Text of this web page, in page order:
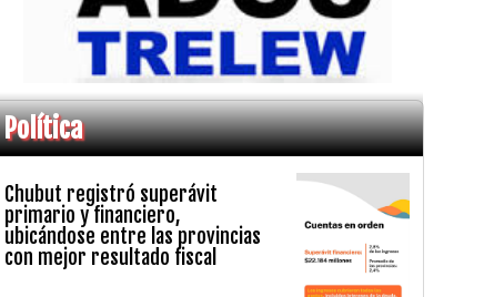
Política
Chubut registró superávit
primario y financiero,
ubicándose entre las provincias
con mejor resultado fiscal